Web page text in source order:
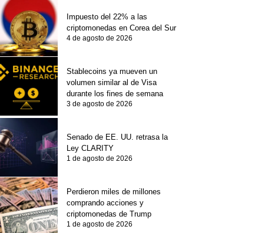
Impuesto del 22% a las
criptomonedas en Corea del Sur
4 de agosto de 2026
Stablecoins ya mueven un
volumen similar al de Visa
durante los fines de semana
3 de agosto de 2026
Senado de EE. UU. retrasa la
Ley CLARITY
1 de agosto de 2026
Perdieron miles de millones
comprando acciones y
criptomonedas de Trump
1 de agosto de 2026